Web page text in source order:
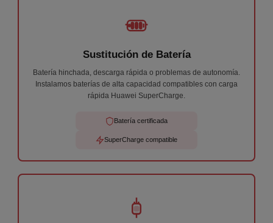
Sustitución de Batería
Batería hinchada, descarga rápida o problemas de autonomía.
Instalamos baterías de alta capacidad compatibles con carga
rápida Huawei SuperCharge.
Batería certificada
SuperCharge compatible